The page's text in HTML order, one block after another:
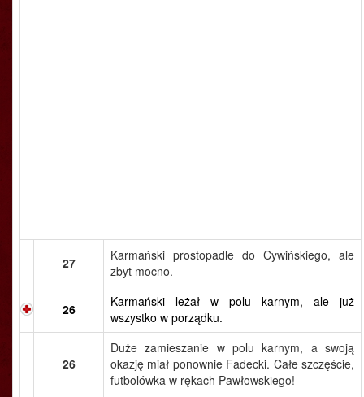
27
Karmański prostopadle do Cywińskiego, ale
zbyt mocno.
26
Karmański leżał w polu karnym, ale już
wszystko w porządku.
26
Duże zamieszanie w polu karnym, a swoją
okazję miał ponownie Fadecki. Całe szczęście,
futbolówka w rękach Pawłowskiego!